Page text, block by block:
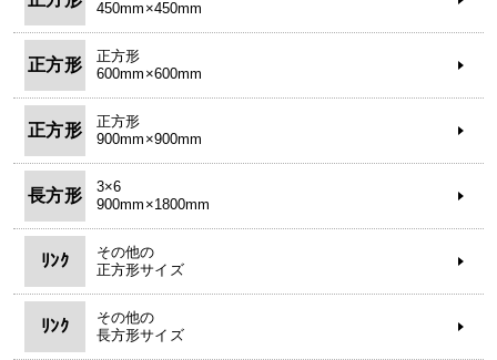
450mm×450mm
正方形
正方形
600mm×600mm
正方形
正方形
900mm×900mm
長方形
3×6
900mm×1800mm
ﾘﾝｸ
その他の
正方形サイズ
ﾘﾝｸ
その他の
長方形サイズ